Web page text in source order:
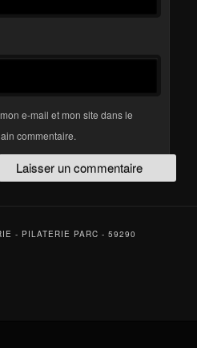
e-mail et mon site dans le
commentaire.
- PILATERIE PARC - 59290